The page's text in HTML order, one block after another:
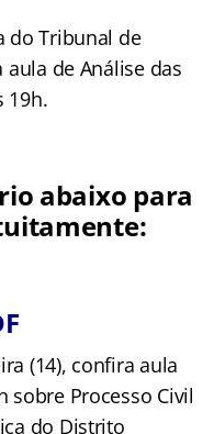
do Tribunal de
de Análise das
19h.
abaixo para
(14), confira aula
sobre Processo Civil
do Distrito